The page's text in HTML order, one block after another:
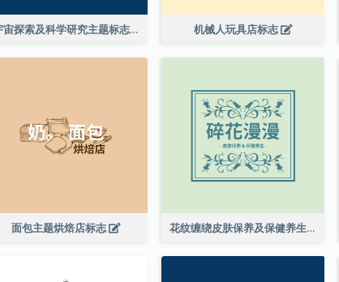
宇宙探索及科学研究主题标志设计 机械人玩具店标志
面包主题烘焙店标志 花纹缠绕皮肤保养及保健养生标志设计